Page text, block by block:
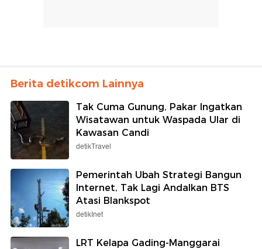
Berita detikcom Lainnya
Tak Cuma Gunung, Pakar Ingatkan
Wisatawan untuk Waspada Ular di
Kawasan Candi
detikTravel
Pemerintah Ubah Strategi Bangun
Internet, Tak Lagi Andalkan BTS
Atasi Blankspot
detikInet
LRT Kelapa Gading-Manggarai